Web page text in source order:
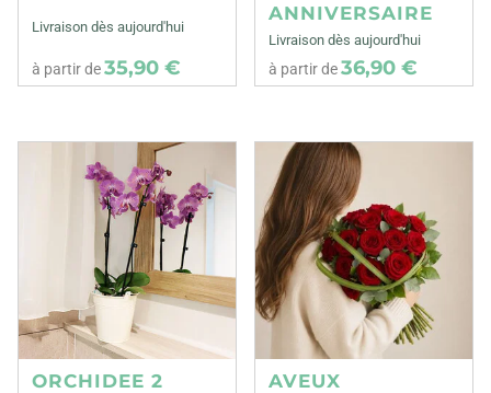
Livraison dès aujourd'hui
à partir de35,90 €
ANNIVERSAIRE
Livraison dès aujourd'hui
à partir de36,90 €
ORCHIDEE 2
AVEUX